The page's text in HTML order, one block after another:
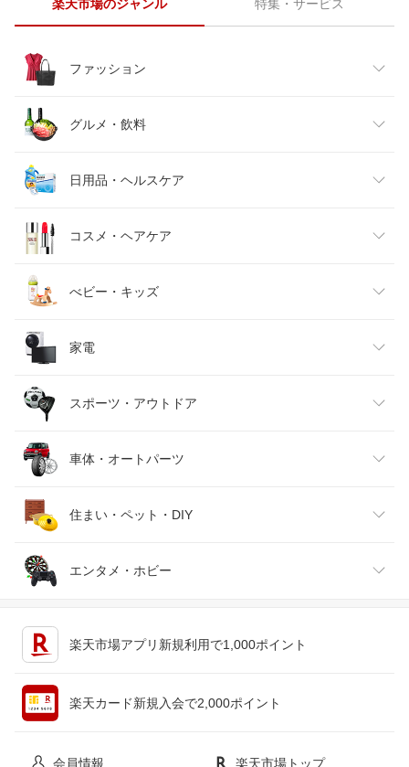
楽天市場のジャンル 特集・サービス
ファッション
レディースファッション
メンズファッション
キッズファッション
ベビーファッション
インナー・下着・ナイトウェア
バッグ・小物・ブランド雑貨
靴
腕時計
ジュエリー・アクセサリー
グルメ・飲料
食品
スイーツ・お菓子
水・ソフトドリンク
ビール・洋酒
ワイン
日本酒・焼酎
日用品・ヘルスケア
日用品雑貨・文房具・手芸
ダイエット・健康
医薬品・コンタクト・介護
コスメ・ヘアケア
美容・コスメ・香水
べビー・キッズ
キッズ・ベビー・マタニティ
おもちゃ
家電
家電
TV・オーディオ・カメラ
スマートフォン・タブレット
パソコン・周辺機器
スポーツ・アウトドア
スポーツ・アウトドア
ゴルフ
車体・オートパーツ
車用品・バイク用品
車・バイク
住まい・ペット・DIY
インテリア・寝具・収納
エンタメ・ホビー
楽天市場アプリ新規利用で1,000ポイント
楽天カード新規入会で2,000ポイント
会員情報 楽天市場トップ